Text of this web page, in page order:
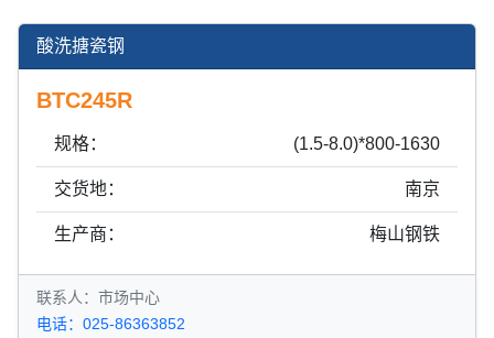
酸洗搪瓷钢
BTC245R
规格： (1.5-8.0)*800-1630
交货地： 南京
生产商： 梅山钢铁
联系人：市场中心
电话：025-86363852